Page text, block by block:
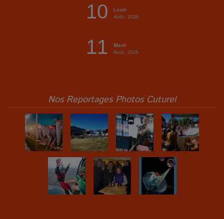
10
Lundi
Août, 2026
11
Mardi
Août, 2026
Nos Reportages Photos Cuturel